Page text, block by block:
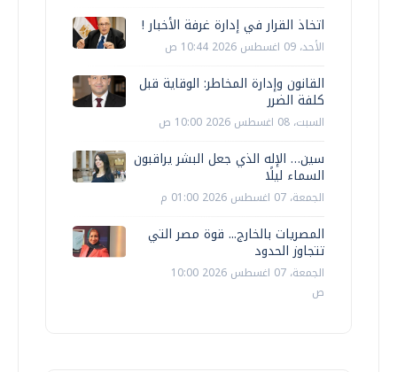
اتخاذ القرار في إدارة غرفة الأخبار !
الأحد، 09 اغسطس 2026 10:44 ص
القانون وإدارة المخاطر: الوقاية قبل
كلفة الضرر
السبت، 08 اغسطس 2026 10:00 ص
سين… الإله الذي جعل البشر يراقبون
السماء ليلًا
الجمعة، 07 اغسطس 2026 01:00 م
المصريات بالخارج... قوة مصر التي
تتجاوز الحدود
الجمعة، 07 اغسطس 2026 10:00
ص